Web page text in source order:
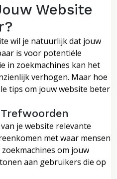
Website
wil je natuurlijk dat jouw
is voor potentiële
in zoekmachines kan het
verhogen. Maar hoe
tips om jouw website beter
je website relevante
met waar mensen
om jouw
aan gebruikers die op